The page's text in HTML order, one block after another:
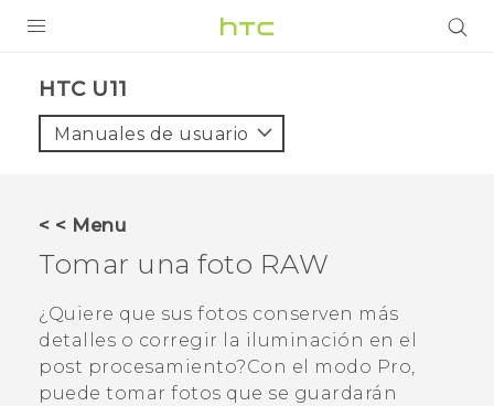
VIVE
AYUDA
HTC Devices & Accessories
HTC U11‎
Manuales de usuario
< < Menu
Tomar una foto RAW
¿Quiere que sus fotos conserven más
detalles o corregir la iluminación en el
post procesamiento?Con el modo Pro,
puede tomar fotos que se guardarán